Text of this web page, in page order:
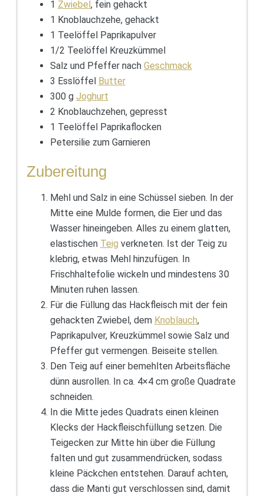
1 Zwiebel, fein gehackt
1 Knoblauchzehe, gehackt
1 Teelöffel Paprikapulver
1/2 Teelöffel Kreuzkümmel
Salz und Pfeffer nach Geschmack
3 Esslöffel Butter
300 g Joghurt
2 Knoblauchzehen, gepresst
1 Teelöffel Paprikaflocken
Petersilie zum Garnieren
Zubereitung
Mehl und Salz in eine Schüssel sieben. In der
Mitte eine Mulde formen, die Eier und das
Wasser hineingeben. Alles zu einem glatten,
elastischen Teig verkneten. Ist der Teig zu
klebrig, etwas Mehl hinzufügen. In
Frischhaltefolie wickeln und mindestens 30
Minuten ruhen lassen.
Für die Füllung das Hackfleisch mit der fein
gehackten Zwiebel, dem Knoblauch,
Paprikapulver, Kreuzkümmel sowie Salz und
Pfeffer gut vermengen. Beiseite stellen.
Den Teig auf einer bemehlten Arbeitsfläche
dünn ausrollen. In ca. 4×4 cm große Quadrate
schneiden.
In die Mitte jedes Quadrats einen kleinen
Klecks der Hackfleischfüllung setzen. Die
Teigecken zur Mitte hin über die Füllung
falten und gut zusammendrücken, sodass
kleine Päckchen entstehen. Darauf achten,
dass die Manti gut verschlossen sind, damit